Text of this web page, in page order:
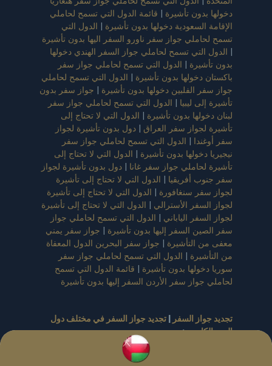
دخولها بدون تأشيرة | قائمة الدول التي تسمح لحاملي
الإقامة السعودية دخولها بدون تأشيرة | الدول التي
تسمح لحاملي جواز سفر ناورو السفر اليها بدون تأشيرة
| الدول التي تسمح لحاملي جواز السفر الهندي دخولها
بدون تأشيرة | الدول التي تسمح لحاملي جواز سفر
باكستان دخولها بدون تأشيرة | الدول التي تسمح لحاملي
جواز سفر الفلبين دخولها بدون تأشيرة | جواز سفر بدون
تأشيرة إلى ليبيا | الدول التي تسمح لحاملي جواز سفر
لبنان دخولها بدون تأشيرة | الدول التي لا تحتاج إلى
تأشيرة لجواز سفر العراق | دول بدون تأشيرة لجواز
سفر أوغندا | الدول التي تسمح لحاملي جواز سفر
نيجيريا دخولها بدون تأشيرة | الدول التي لا تحتاج إلى
تأشيرة لحاملي جواز سفر غانا | دول بدون تأشيرة لجواز
سفر جنوب أفريقيا | الدول التي لا تحتاج إلى تأشيرة
لجواز سفر سنغافورة | الدول التي لا تحتاج إلى تأشيرة
لجواز السفر الأسترالي | الدول التي لا تحتاج إلى تأشيرة
لجواز السفر الياباني | الدول التي تسمح لحاملي جواز
سفر الصين السفر إليها بدون تأشيرة | جواز سفر يمني
معفى من التأشيرة | جواز سفر البحرين الدول المعفاة
من التأشيرة | الدول التي تسمح لحاملي جواز سفر
سوريا دخولها بدون تأشيرة | قائمة الدول التي تسمح
لحاملي جواز سفر الأردن السفر إليها بدون تأشيرة
تجديد جواز السفر | تجديد جواز السفر في مختلف دول
البحر الكاريبي:
تجديد جواز سفر أنتيغوا وباربودا|